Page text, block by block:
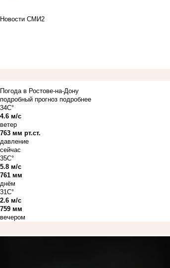
Новости СМИ2
Погода в Ростове-на-Дону
подробный прогноз подробнее
34C°
4.6 м/с
ветер
763 мм рт.ст.
давление
сейчас
35C°
5.8 м/с
761 мм
днём
31C°
2.6 м/с
759 мм
вечером